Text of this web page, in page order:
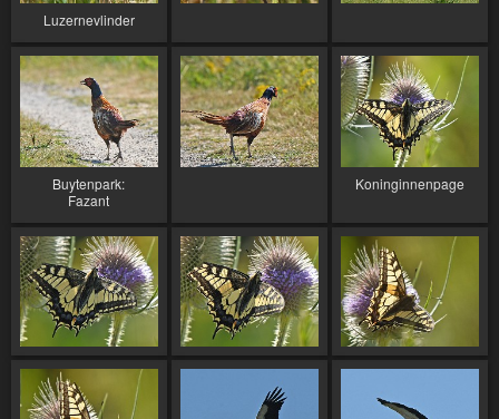
Luzernevlinder
Buytenpark:
Fazant
Koninginnenpage